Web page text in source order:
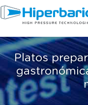
Platos